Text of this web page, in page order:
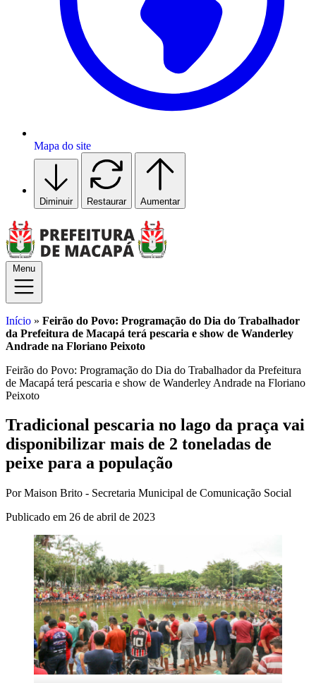
Mapa do site
Diminuir Restaurar Aumentar
Menu
Início » Feirão do Povo: Programação do Dia do Trabalhador
da Prefeitura de Macapá terá pescaria e show de Wanderley
Andrade na Floriano Peixoto
Feirão do Povo: Programação do Dia do Trabalhador da Prefeitura
de Macapá terá pescaria e show de Wanderley Andrade na Floriano
Peixoto
Tradicional pescaria no lago da praça vai
disponibilizar mais de 2 toneladas de
peixe para a população
Por Maison Brito - Secretaria Municipal de Comunicação Social
Publicado em 26 de abril de 2023